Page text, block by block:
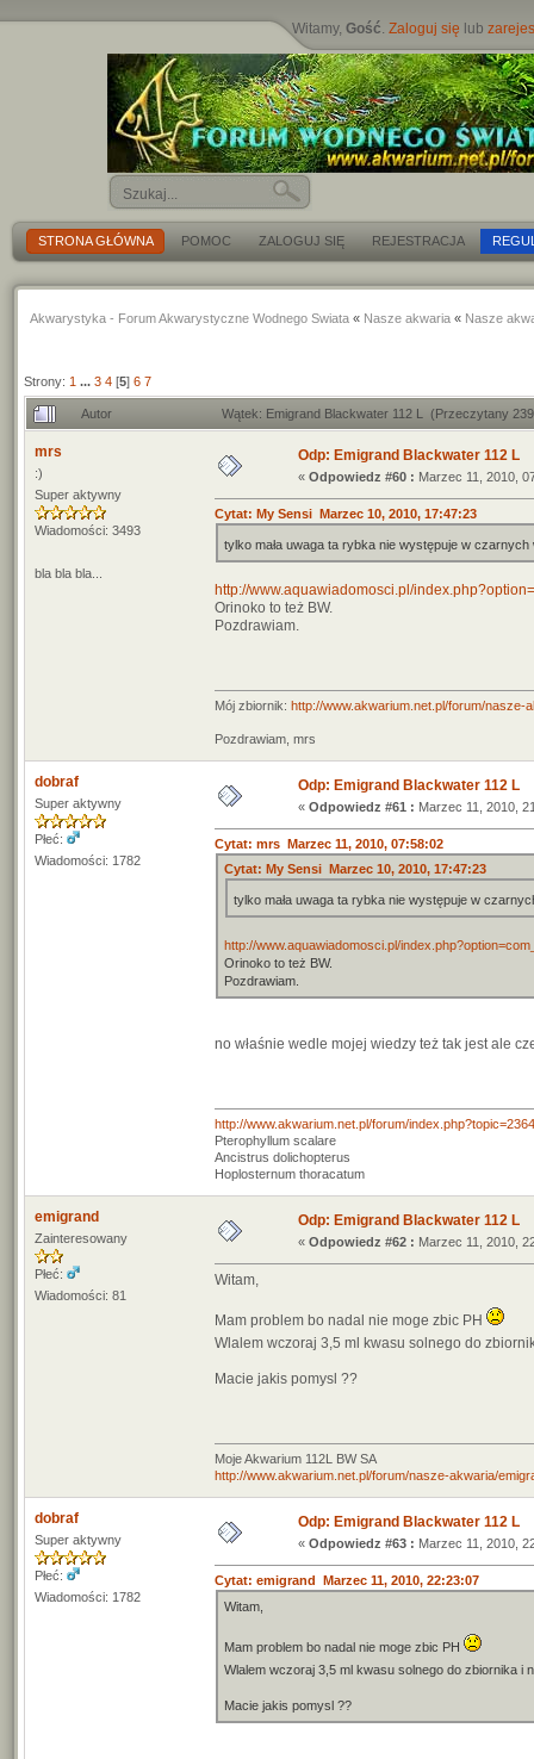
Witamy,Gość.Zaloguj się lub
STRONA GŁÓWNA POMOC ZALOGUJ SIĘ REJESTRACJA
Akwarystyka - Forum Akwarystyczne Wodnego Swiata « Nasze akwaria « Nasze
Strony: 1 ... 3 4 [5] 6 7
Autor Wątek: Emigrand Blackwater 112 L (Przeczytany
mrs
:)
Super aktywny
Wiadomości: 3493
bla bla bla...
Odp: Emigrand Blackwater 112 L
« Odpowiedz #60 : Marzec 11, 2010,
Cytat: My Sensi Marzec 10, 2010, 17:47:23
tylko mała uwaga ta rybka nie występuje w
http://www.aquawiadomosci.pl/
Orinoko to też BW.
Pozdrawiam.
Mój zbiornik: http://www.akwarium.net.pl/forum/
Pozdrawiam, mrs
dobraf
Super aktywny
Płeć:
Wiadomości: 1782
Odp: Emigrand Blackwater 112 L
« Odpowiedz #61 : Marzec 11, 2010,
Cytat: mrs Marzec 11, 2010, 07:58:02
Cytat: My Sensi Marzec 10, 2010, 17:47:23
tylko mała uwaga ta rybka nie występuje w
http://www.aquawiadomosci.pl/
Orinoko to też BW.
Pozdrawiam.
no właśnie wedle mojej wiedzy też tak jest ale
http://www.akwarium.net.pl/forum/
Pterophyllum scalare
Ancistrus dolichopterus
Hoplosternum thoracatum
emigrand
Zainteresowany
Płeć:
Wiadomości: 81
Odp: Emigrand Blackwater 112 L
« Odpowiedz #62 : Marzec 11, 2010,
Witam,
Mam problem bo nadal nie moge zbic PH
Wlalem wczoraj 3,5 ml kwasu solnego do
Macie jakis pomysl ??
Moje Akwarium 112L BW SA
http://www.akwarium.net.pl/forum/nasze-akwaria/
dobraf
Super aktywny
Płeć:
Wiadomości: 1782
Odp: Emigrand Blackwater 112 L
« Odpowiedz #63 : Marzec 11, 2010,
Cytat: emigrand Marzec 11, 2010, 22:23:07
Witam,
Mam problem bo nadal nie moge zbic PH
Wlalem wczoraj 3,5 ml kwasu solnego do zbiornika i
Macie jakis pomysl ??